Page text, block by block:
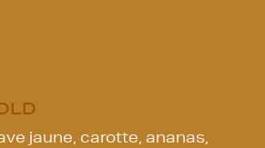
jaune, carotte, ananas,